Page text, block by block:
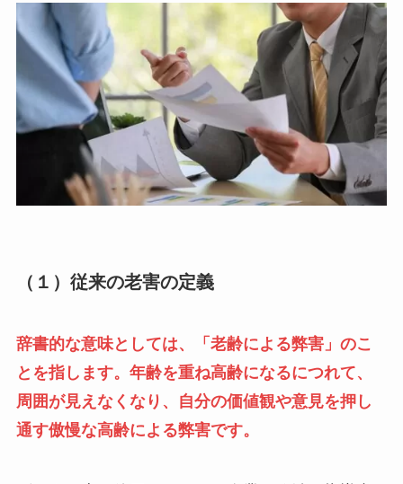
（１）従来の老害の定義
辞書的な意味としては、「老齢による弊害」のこ
とを指します。年齢を重ね高齢になるにつれて、
周囲が見えなくなり、自分の価値観や意見を押し
通す傲慢な高齢による弊害です。